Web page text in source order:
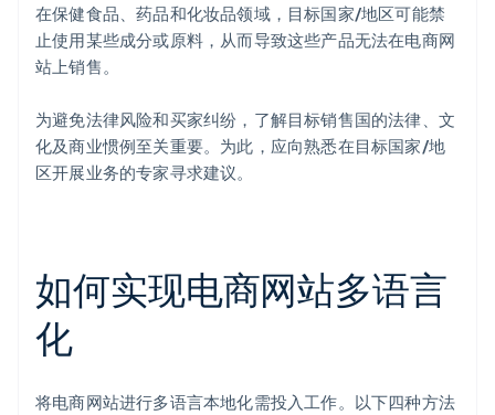
在保健食品、药品和化妆品领域，目标国家/地区可能禁
止使用某些成分或原料，从而导致这些产品无法在电商网
站上销售。
为避免法律风险和买家纠纷，了解目标销售国的法律、文
化及商业惯例至关重要。为此，应向熟悉在目标国家/地
区开展业务的专家寻求建议。
如何实现电商网站多语言
化
将电商网站进行多语言本地化需投入工作。以下四种方法